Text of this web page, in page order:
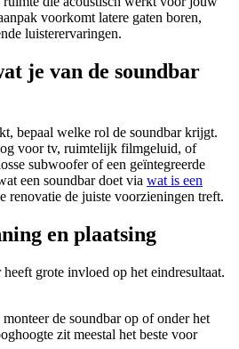
voorkomt latere gaten boren,
luisterervaringen.
je van de soundbar
bepaal welke rol de soundbar krijgt.
voor tv, ruimtelijk filmgeluid, of
subwoofer of een geïntegreerde
een soundbar doet via wat is een
renovatie de juiste voorzieningen treft.
en plaatsing
grote invloed op het eindresultaat.
monteer de soundbar op of onder het
zit meestal het beste voor